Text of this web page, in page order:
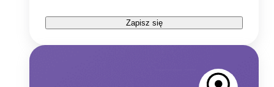
Zapisz się